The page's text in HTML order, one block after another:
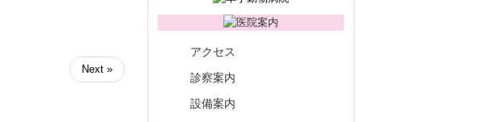
Next »
アクセス
診察案内
設備案内